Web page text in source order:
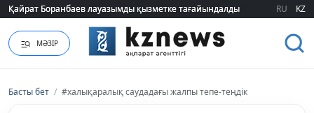
Қайрат Боранбаев лауазымды қызметке тағайындалды
Қайрат Боранбаев лауазымды қызметке тағайындалды RU KZ
МӘЗІР
Басты бет / #халықаралық саудадағы жалпы тепе-теңдік